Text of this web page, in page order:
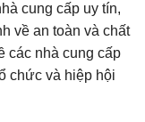
cung cấp uy tín,
về an toàn và chất
các nhà cung cấp
chức và hiệp hội